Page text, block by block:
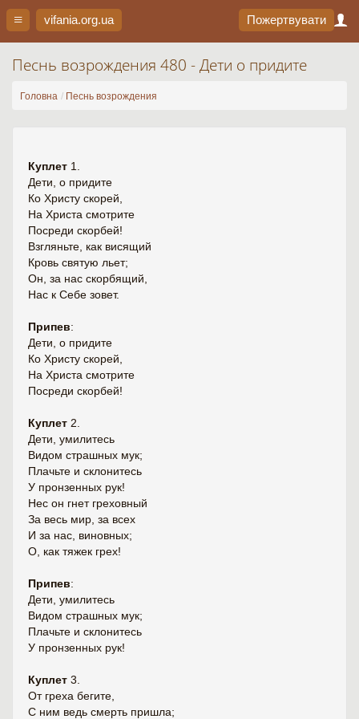
vifania.org.ua Пожертвувати
Песнь возрождения 480 - Дети о придите
Головна Песнь возрождения
Куплет 1.
Дети, о придите
Ко Христу скорей,
На Христа смотрите
Посреди скорбей!
Взгляньте, как висящий
Кровь святую льет;
Он, за нас скорбящий,
Нас к Себе зовет.
Припев:
Дети, о придите
Ко Христу скорей,
На Христа смотрите
Посреди скорбей!
Куплет 2.
Дети, умилитесь
Видом страшных мук;
Плачьте и склонитесь
У пронзенных рук!
Нес он гнет греховный
За весь мир, за всех
И за нас, виновных;
О, как тяжек грех!
Припев:
Дети, умилитесь
Видом страшных мук;
Плачьте и склонитесь
У пронзенных рук!
Куплет 3.
От греха бегите,
С ним ведь смерть пришла;